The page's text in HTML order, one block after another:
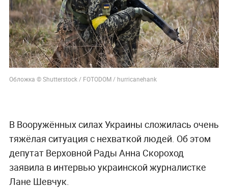
Обложка © Shutterstock / FOTODOM / hurricanehank
В Вооружённых силах Украины сложилась очень
тяжёлая ситуация с нехваткой людей. Об этом
депутат Верховной Рады Анна Скороход
заявила в интервью украинской журналистке
Лане Шевчук.